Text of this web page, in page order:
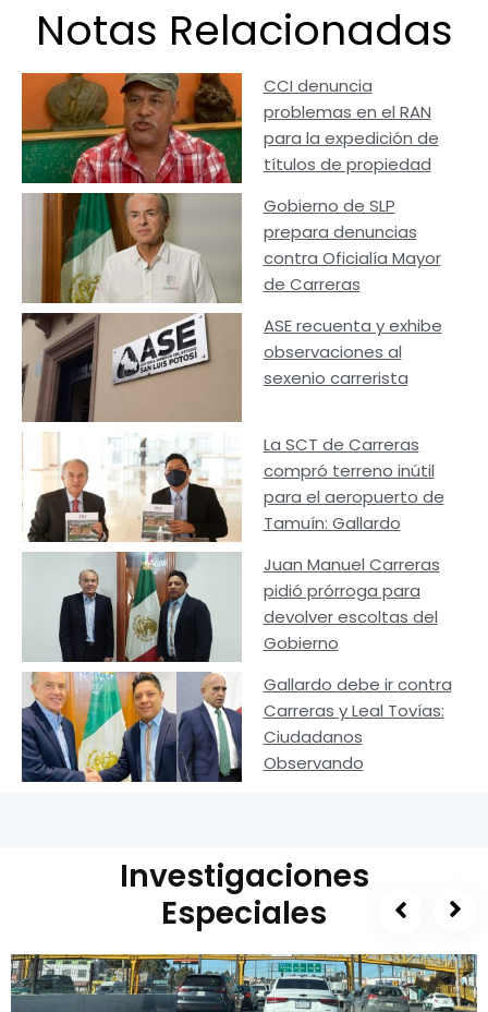
Notas Relacionadas
CCI denuncia
problemas en el RAN
para la expedición de
títulos de propiedad
Gobierno de SLP
prepara denuncias
contra Oficialía Mayor
de Carreras
ASE recuenta y exhibe
observaciones al
sexenio carrerista
La SCT de Carreras
compró terreno inútil
para el aeropuerto de
Tamuín: Gallardo
Juan Manuel Carreras
pidió prórroga para
devolver escoltas del
Gobierno
Gallardo debe ir contra
Carreras y Leal Tovías:
Ciudadanos
Observando
Investigaciones
Especiales